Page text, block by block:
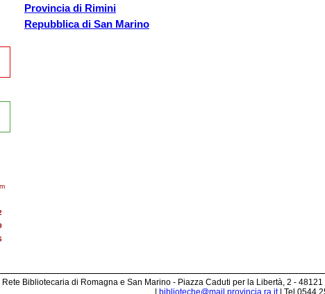
Provincia di Rimini
Repubblica di San Marino
Rete Bibliotecaria di Romagna e San Marino - Piazza Caduti per la Libertà, 2 -
biblioteche@mail.provincia.ra.it| Tel